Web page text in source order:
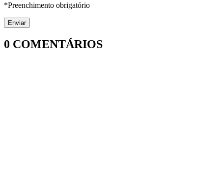
*Preenchimento obrigatório
0 COMENTÁRIOS